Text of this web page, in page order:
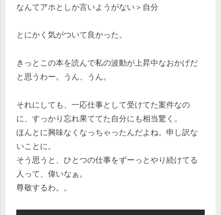
なんてアホとしか言いようがない＞自分
とにかく気がついて良かった。
きっとこの本を読んで私の波動が上昇中なおかげだ
と思うわー。うん、うん。
それにしても、一応仕事として受けてた案件なの
に、すっかり忘れ果ててた自分にも相当驚く。
ほんとに興味なくなっちゃったんだよね。申し訳な
いことに。
そう思うと、ひとつの仕事をずーっとやり続けてる
人って、偉いなぁ。
尊敬するわ。。